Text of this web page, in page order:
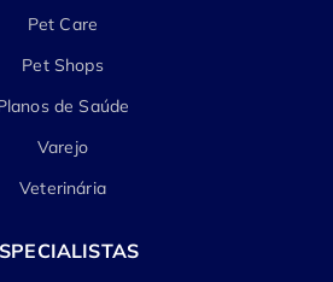
Pet Care
Pet Shops
de Saúde
Varejo
Veterinária